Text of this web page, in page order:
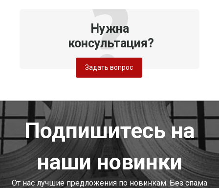
Нужна
консультация?
Задать вопрос
Подпишитесь на
наши новинки
От нас лучшие предложения по новинкам. Без спама